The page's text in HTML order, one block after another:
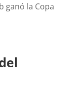
ganó la Copa